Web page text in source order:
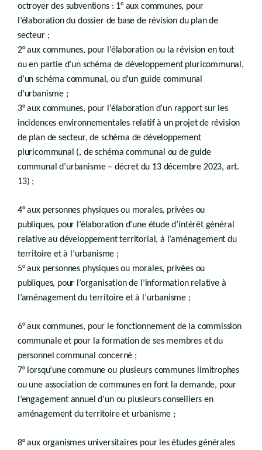
Art.D.VI.11
Art. D.VI.12
Art.D.VI.13
Art.
Chapitre VIII
Renonciation à l’expropriation
Art.
Chapitre IX
Droit transitoire
Art. D.VI.16
Titre II Droit de préemption
Section 1re Périmètres de préemption
Art.D.VI.17
Section 2 Objet de la préemption
D.VI.18
Section 3 Pouvoirs préempteurs
Art.D.VI.19
Section 4 Actes générateurs de la procédure de préemption
Durée
Art. D.VI.21
Chapitre II
Procédure d’adoption des périmètres
Art.
Art.D.VI.23
Art.D.VI.24
Chapitre III
Section 1re Déclaration d’intention d’aliéner
octroyer des subventions : 1° aux communes, pour
l’élaboration du dossier de base de révision du plan de
secteur ;
2° aux communes, pour l’élaboration ou la révision en tout
ou en partie d’un schéma de développement pluricommunal,
d’un schéma communal, ou d’un guide communal
d’urbanisme ;
3° aux communes, pour l’élaboration d’un rapport sur les
incidences environnementales relatif à un projet de révision
de plan de secteur, de schéma de développement
pluricommunal (, de schéma communal ou de guide
communal d’urbanisme – décret du 13 décembre 2023, art.
13) ;
4° aux personnes physiques ou morales, privées ou
publiques, pour l’élaboration d’une étude d’intérêt général
relative au développement territorial, à l’aménagement du
territoire et à l’urbanisme ;
5° aux personnes physiques ou morales, privées ou
publiques, pour l’organisation de l’information relative à
l’aménagement du territoire et à l’urbanisme ;
6° aux communes, pour le fonctionnement de la commission
communale et pour la formation de ses membres et du
personnel communal concerné ;
7° lorsqu’une commune ou plusieurs communes limitrophes
ou une association de communes en font la demande, pour
l’engagement annuel d’un ou plusieurs conseillers en
aménagement du territoire et urbanisme ;
8° aux organismes universitaires pour les études générales